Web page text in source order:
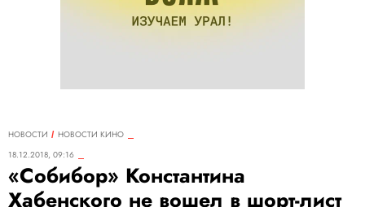
НОВОСТИ
НОВОСТИ КИНО
18.12.2018, 09:16
«Собибор» Константина
Хабенского не вошел в шорт-лист